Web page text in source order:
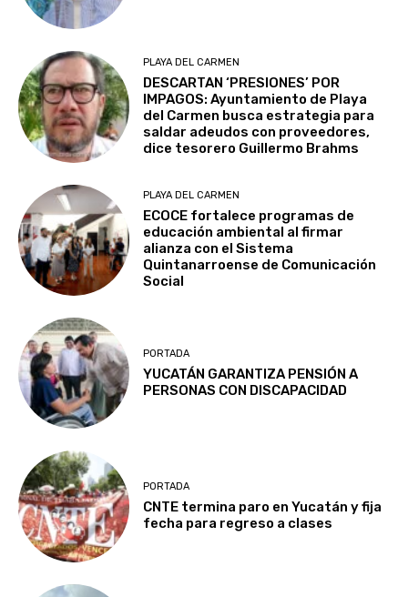
PLAYA DEL CARMEN
DESCARTAN ‘PRESIONES’ POR
IMPAGOS: Ayuntamiento de Playa
del Carmen busca estrategia para
saldar adeudos con proveedores,
dice tesorero Guillermo Brahms
PLAYA DEL CARMEN
ECOCE fortalece programas de
educación ambiental al firmar
alianza con el Sistema
Quintanarroense de Comunicación
Social
PORTADA
YUCATÁN GARANTIZA PENSIÓN A
PERSONAS CON DISCAPACIDAD
PORTADA
CNTE termina paro en Yucatán y fija
fecha para regreso a clases